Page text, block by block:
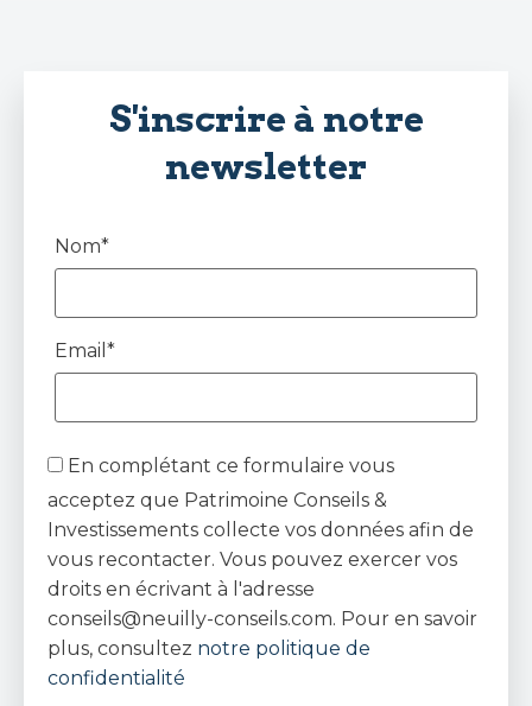
S'inscrire à notre
newsletter
Nom*
Email*
En complétant ce formulaire vous
acceptez que Patrimoine Conseils &
Investissements collecte vos données afin de
vous recontacter. Vous pouvez exercer vos
droits en écrivant à l'adresse
conseils@neuilly-conseils.com. Pour en savoir
plus, consultez notre politique de
confidentialité